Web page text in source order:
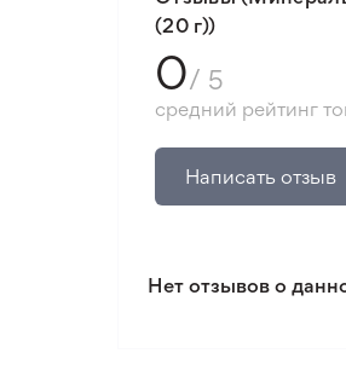
(20 г))
0/ 5
средний рейтинг
Написать отзыв
Нет отзывов о